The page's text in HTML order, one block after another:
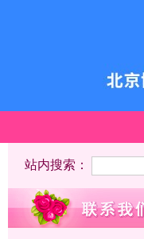
站内搜索：